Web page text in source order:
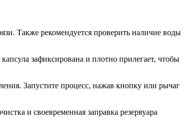
Также рекомендуется проверить наличие воды
зафиксирована и плотно прилегает, чтобы
Запустите процесс, нажав кнопку или рычаг
и своевременная заправка резервуара